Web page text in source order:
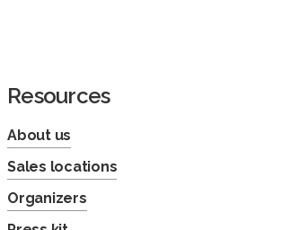
Resources
About us
Sales locations
Organizers